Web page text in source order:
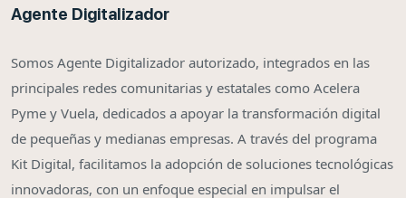
Agente Digitalizador
Somos Agente Digitalizador autorizado, integrados en las
principales redes comunitarias y estatales como Acelera
Pyme y Vuela, dedicados a apoyar la transformación digital
de pequeñas y medianas empresas. A través del programa
Kit Digital, facilitamos la adopción de soluciones tecnológicas
innovadoras, con un enfoque especial en impulsar el